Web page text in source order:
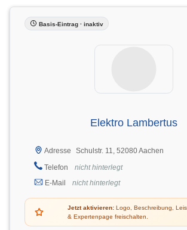
Basis-Eintrag · inaktiv
Elektro Lambertus
Adresse
Schulstr. 11, 52080 Aachen
Telefon
nicht hinterlegt
E-Mail
nicht hinterlegt
Jetzt aktivieren: Logo, Beschreibung,
& Expertenpage freischalten.